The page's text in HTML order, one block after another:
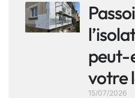
peut-
votre
15/07/2026